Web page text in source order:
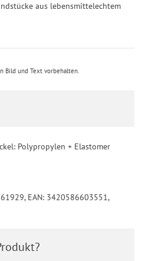
aus lebensmittelechtem
Bild und Text vorbehalten.
Polypropylen + Elastomer
EAN: 3420586603551,